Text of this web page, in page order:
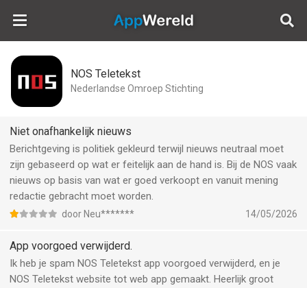
AppWereld
NOS Teletekst
Nederlandse Omroep Stichting
Niet onafhankelijk nieuws
Berichtgeving is politiek gekleurd terwijl nieuws neutraal moet
zijn gebaseerd op wat er feitelijk aan de hand is. Bij de NOS vaak
nieuws op basis van wat er goed verkoopt en vanuit mening
redactie gebracht moet worden.
door Neu******* 14/05/2026
App voorgoed verwijderd.
Ik heb je spam NOS Teletekst app voorgoed verwijderd, en je
NOS Teletekst website tot web app gemaakt. Heerlijk groot